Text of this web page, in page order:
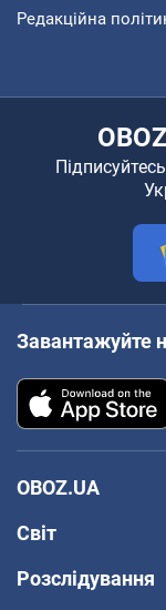
Редакційна
Завантажуйте
OBOZ.UA
Світ
Розслідування